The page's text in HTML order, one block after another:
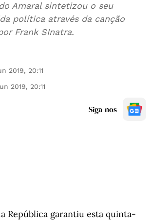
Amaral sintetizou o seu
política através da canção
Frank SInatra.
2019, 20:11
2019, 20:11
Siga-nos
República garantiu esta quinta-